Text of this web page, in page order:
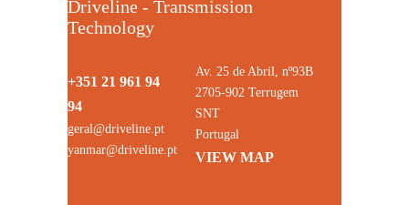
Driveline - Transmission
Technology
+351 21 961 94
94
geral@driveline.pt
yanmar@driveline.pt
Av. 25 de Abril, nº93B
2705-902 Terrugem
SNT
Portugal
VIEW MAP